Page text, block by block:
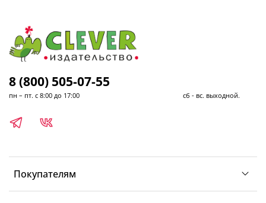
Покупателям
8 (800) 505-07-55
пн – пт. с 8:00 до 17:00 сб - вс. выходной.